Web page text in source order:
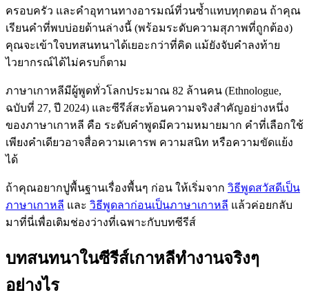
ครอบครัว และคำอุทานทางอารมณ์ที่วนซ้ำแทบทุกตอน ถ้าคุณ
เรียนคำที่พบบ่อยด้านล่างนี้ (พร้อมระดับความสุภาพที่ถูกต้อง)
คุณจะเข้าใจบทสนทนาได้เยอะกว่าที่คิด แม้ยังจับคำลงท้าย
ไวยากรณ์ได้ไม่ครบก็ตาม
ภาษาเกาหลีมีผู้พูดทั่วโลกประมาณ 82 ล้านคน (Ethnologue,
ฉบับที่ 27, ปี 2024) และซีรีส์สะท้อนความจริงสำคัญอย่างหนึ่ง
ของภาษาเกาหลี คือ ระดับคำพูดมีความหมายมาก คำที่เลือกใช้
เพียงคำเดียวอาจสื่อความเคารพ ความสนิท หรือความขัดแย้ง
ได้
ถ้าคุณอยากปูพื้นฐานเรื่องพื้นๆ ก่อน ให้เริ่มจาก วิธีพูดสวัสดีเป็น
ภาษาเกาหลี และ วิธีพูดลาก่อนเป็นภาษาเกาหลี แล้วค่อยกลับ
มาที่นี่เพื่อเติมช่องว่างที่เฉพาะกับบทซีรีส์
บทสนทนาในซีรีส์เกาหลีทำงานจริงๆ
อย่างไร